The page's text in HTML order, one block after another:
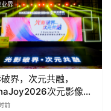
业界
界，次元共融，
次元影像生
准化发展大会盛大召开
前